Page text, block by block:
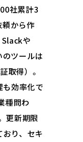
社累計3
から作
や
ツールは
取得）。
効率化で
種問わ
更新期限
り、セキ